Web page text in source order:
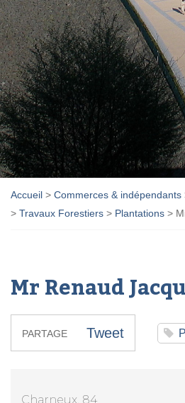
Accueil > Commerces & indépendants
> Travaux Forestiers > Plantations >
Mr Renaud
PARTAGE Tweet
Charneux, 84